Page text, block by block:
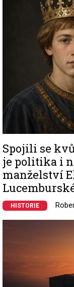
Spojili se
je politika i
manželství
HISTORIE